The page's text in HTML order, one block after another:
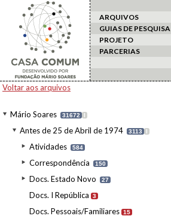
ARQUIVOS
GUIAS DE PESQUISA
PROJETO
PARCERIAS
Voltar aos arquivos
Mário Soares 31672 I
Antes de 25 de Abril de 1974 3113 I
Atividades 584
Correspondência 150
Docs. Estado Novo 27
Docs. I República 3
Docs. Pessoais/Familiares 15